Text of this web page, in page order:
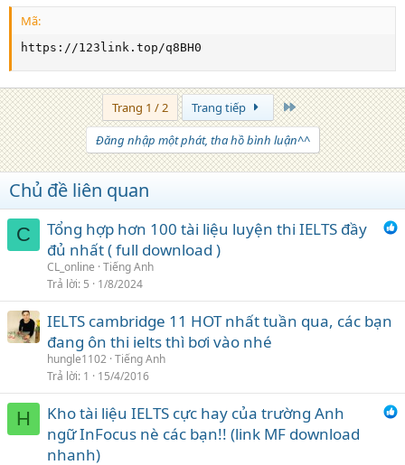
Mã:
https://123link.top/q8BH0
Trang 1 / 2 Trang tiếp Trang cuối
Đăng nhập một phát, tha hồ bình luận^^
Chủ đề liên quan
C
Tổng hợp hơn 100 tài liệu luyện thi IELTS đầy
đủ nhất ( full download )
CL_online Tiếng Anh
Trả lời 5 1/8/2024
IELTS cambridge 11 HOT nhất tuần qua, các bạn
đang ôn thi ielts thì bơi vào nhé
hungle1102 Tiếng Anh
Trả lời 1 15/4/2016
H
Kho tài liệu IELTS cực hay của trường Anh
ngữ InFocus nè các bạn!! (link MF download
nhanh)